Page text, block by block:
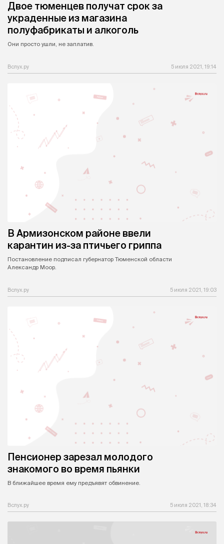
Двое тюменцев получат срок за
украденные из магазина
полуфабрикаты и алкоголь
Они просто ушли, не заплатив.
Вслух.ру 5 июля 2021, 19:14
В Армизонском районе ввели
карантин из-за птичьего гриппа
Постановление подписал губернатор Тюменской области
Александр Моор.
Вслух.ру 5 июля 2021, 19:03
Пенсионер зарезал молодого
знакомого во время пьянки
В ближайшее время ему предъявят обвинение.
Вслух.ру 5 июля 2021, 18:34